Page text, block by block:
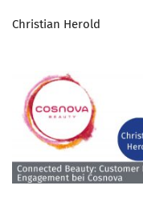
Christian Herold